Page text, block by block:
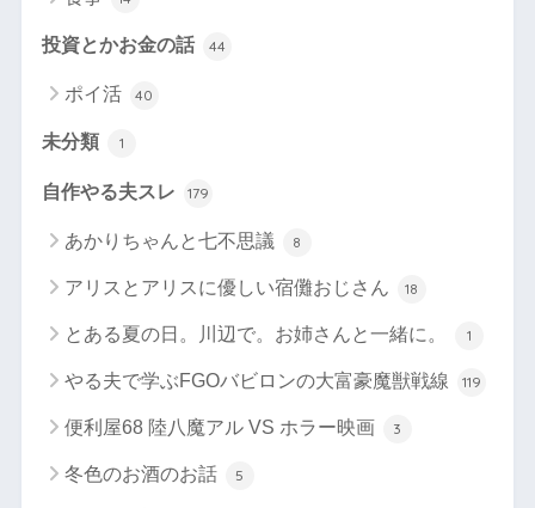
投資とかお金の話 44
ポイ活 40
未分類 1
自作やる夫スレ 179
あかりちゃんと七不思議 8
アリスとアリスに優しい宿儺おじさん 18
とある夏の日。川辺で。お姉さんと一緒に。 1
やる夫で学ぶFGOバビロンの大富豪魔獣戦線 119
便利屋68 陸八魔アル VS ホラー映画 3
冬色のお酒のお話 5